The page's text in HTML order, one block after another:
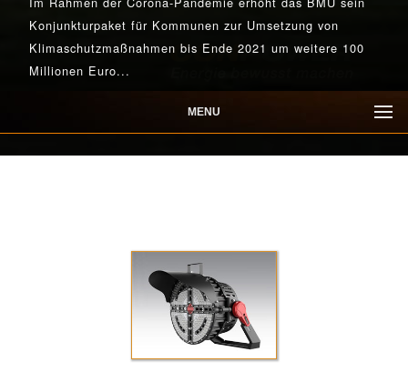
MENU
Konjunkturpaket für Kommunen zur Umsetzung von
Klimaschutzmaßnahmen bis Ende 2021 um weitere 100
Millionen Euro...